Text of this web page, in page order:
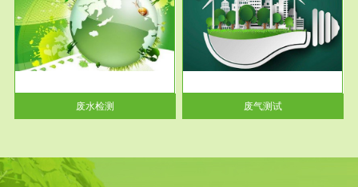
废水检测
废气测试
检测范围工业废气检测包括有机
废气和无机废气。有机废气主要
包括...
废气测试